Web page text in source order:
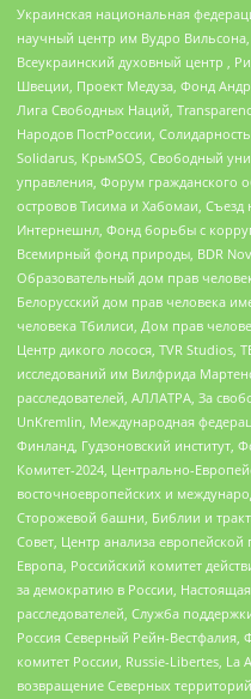
Украинская национальная
научный центр им Вудро
Всеукраинский духовный центр ,
Швеции, Проект Медуза, Фонд
Лига Свободных Наций,
Народов ПостРоссии,
Solidarus, КрымSOS, Свободный
управления, Форум гражданского
островов Тисима и Хабомаи, Съезд
Интернешнл, Фонд борьбы с
Всемирный фонд природы, BDR
Образовательный дом прав
Белорусский дом прав человека
человека Тбилиси, Дом прав
Центр дикого лосося, TVR Studios,
исследований им Вилфрида
расследователей, АЛЛАТРА, За
UnKremlin, Международная
Финланд, Гудзоновский институт,
Комитет-2024, Центрально-
восточноевропейских и
Сторожевой башни, Библии и
Совет, Центр анализа европейской
Европа, Российский комитет
за демократию в России,
расследователей, Служба
Россия Северный Рейн-
комитет России, Russie-Libertes, La
возвращение Северных